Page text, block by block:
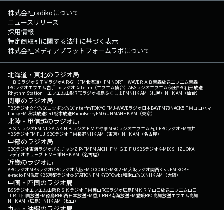
株式会社radikoについて
ニュースリリース
採用情報
特定商取引に関する法律に基づく表示
株式会社メディアプラットフォームラボについて
北海道・東北のラジオ局
ＨＢＣラジオＳＴＶラジオAIR-G'（FM北海道） FM NORTH WAVEＲＡＢ青森放送エフエム青森
IBCラジオエフエム岩手tbcラジオDate fm（エフエム仙台） ABSラジオエフエム秋田YBC山形放送
Rhythm Station エフエム山形RFCラジオ福島ふくしまFMNHK AM（札幌） NHK AM（仙台）
関東のラジオ局
TBSラジオ文化放送ニッポン放送interfmTOKYO FMJ-WAVEラジオ日本BAYFM78NACK5 ＦＭヨコハマ
LuckyFM 茨城放送CRT栃木放送RadioBerryFM GUNMANHK AM（東京）
北陸・甲信越のラジオ局
ＢＳＮラジオFM NIIGATAＫＮＢラジオ ＦＭとやまMROラジオエフエム石川FBCラジオFM福井
YBSラジオFM FUJISBCラジオ ＦＭ長野NHK AM（東京） NHK AM（名古屋）
中部のラジオ局
CBCラジオ東海ラジオぎふチャンZIP-FMFM AICHI ＦＭ ＧＩＦＵ SBSラジオK-MIX SHIZUOKA
レディオキューブ ＦＭ三重NHK AM（名古屋）
近畿のラジオ局
ABCラジオMBSラジオOBCラジオ大阪FM COCOLOFM802FM大阪ラジオ関西Kiss FM KOBE
e-radio FM滋賀KBS京都ラジオα-STATION FM KYOTOwbs和歌山放送NHK AM（大阪）
中国・四国のラジオ局
BSSラジオエフエム山陰ＲＳＫラジオ ＦＭ岡山RCCラジオ広島FM ＫＲＹ山口放送エフエム山口
ＪＲＴ四国放送FM徳島RNC西日本放送FM香川RNB南海放送FM愛媛RKC高知放送エフエム高知
NHK AM（広島） NHK AM（松山）